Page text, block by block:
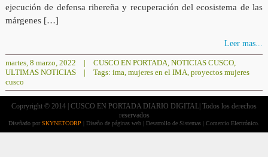
ejecución de defensa ribereña y recuperación del ecosistema de las
márgenes […]
Leer mas...
martes, 8 marzo, 2022 | CUSCO EN PORTADA, NOTICIAS CUSCO,
ULTIMAS NOTICIAS
| Tags: ima, mujeres en el IMA, proyectos mujeres
cusco
Copryright © 2014 | CUSCO EN PORTADA DIARIO DIGITAL| Todos los derechos
reservados
Diseñado por SKYNETCORP | Diseño de páginas web | Desarrollo de Sistemas | Comercio Electrónico.